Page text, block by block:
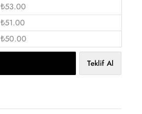
₺53.00
₺51.00
₺50.00
Teklif Al